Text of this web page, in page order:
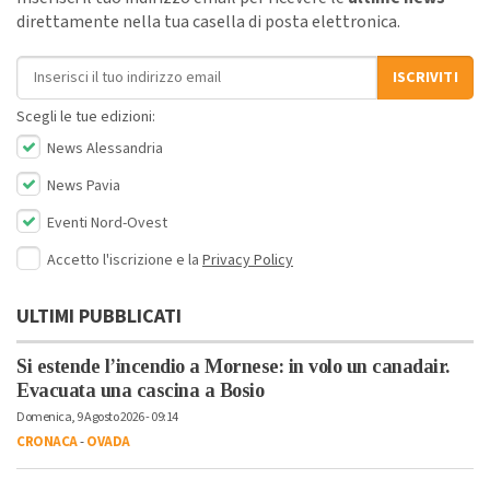
direttamente nella tua casella di posta elettronica.
Indirizzo email
ISCRIVITI
Scegli le tue edizioni:
News Alessandria
News Pavia
Eventi Nord-Ovest
Accetto l'iscrizione e la Privacy Policy
ULTIMI PUBBLICATI
Si estende l’incendio a Mornese: in volo un canadair.
Evacuata una cascina a Bosio
Domenica, 9 Agosto 2026 - 09:14
CRONACA-OVADA